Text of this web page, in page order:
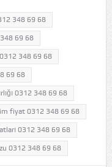
348 69 68
69 68
348 69 68
69 68
0312 348 69 68
fiyat 0312 348 69 68
0312 348 69 68
0312 348 69 68